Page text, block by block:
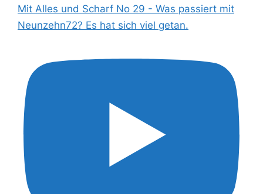
Mit Alles und Scharf No 29 - Was passiert mit
Neunzehn72? Es hat sich viel getan.